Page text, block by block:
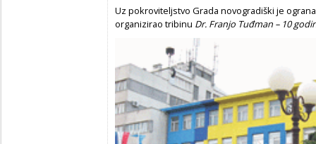
Uz pokroviteljstvo Grada novogradiški je
organizirao tribinu Dr. Franjo Tuđman – 10